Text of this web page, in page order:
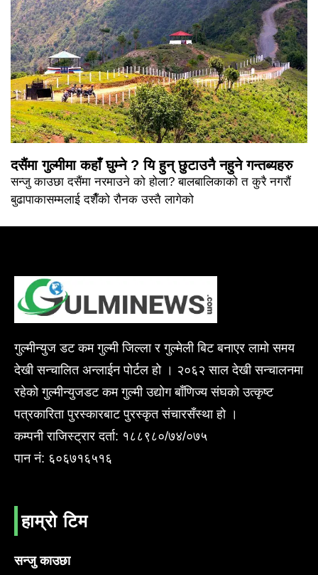
दसैंमा गुल्मीमा कहाँ घुम्ने ? यि हुन् छुटाउनै नहुने गन्तब्यहरु
सन्जु काउछा दसैंमा नरमाउने को होला? बालबालिकाको त कुरै नगरौं
बुढापाकासम्मलाई दशैँको रौनक उस्तै लागेको
गुल्मीन्युज डट कम गुल्मी जिल्ला र गुल्मेली बिट बनाएर लामो समय
देखी सन्चालित अन्लाईन पोर्टल हो । २०६२ साल देखी सन्चालनमा
रहेको गुल्मीन्युजडट कम गुल्मी उद्योग बाँणिज्य संघको उत्कृष्ट
पत्रकारिता पुरस्कारबाट पुरस्कृत संचारसँस्था हो ।
कम्पनी राजिस्ट्रार दर्ता: १८८९८०/७४/०७५
पान नं: ६०६७१६५१६
हाम्रो टिम
सन्जु काउछा